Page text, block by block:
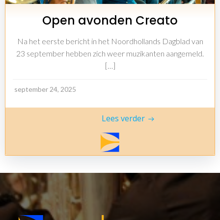
Open avonden Creato
Na het eerste bericht in het Noordhollands Dagblad van
23 september hebben zich weer muzikanten aangemeld.
[…]
september 24, 2025
Lees verder